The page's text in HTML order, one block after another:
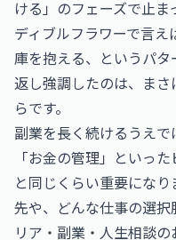
ける」のフェーズで止
ディブルフラワーで言
庫を抱える、というパタ
返し強調したのは、ま
らです。
副業を長く続けるうえで
「お金の管理」といっ
と同じくらい重要にな
先や、どんな仕事の選
リア・副業・人生相談の